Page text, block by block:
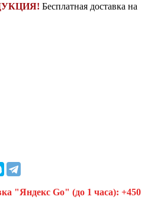
Бесплатная доставка на
"Яндекс Go" (до 1 часа): +450